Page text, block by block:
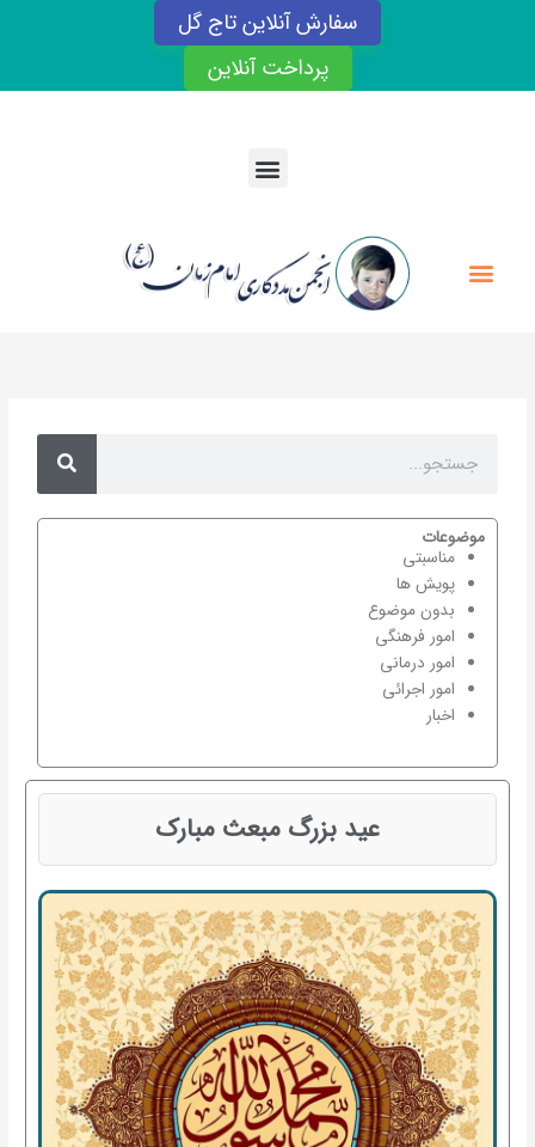
سفارش آنلاین تاج گل
پرداخت آنلاین
Menu
Search
موضوعات
مناسبتی
پویش ها
بدون موضوع
امور فرهنگی
امور درمانی
امور اجرائی
اخبار
عید بزرگ مبعث مبارک